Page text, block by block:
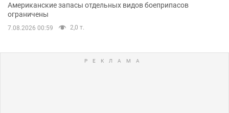
Американские запасы отдельных видов боеприпасов
ограничены
7.08.2026 00:59 2,0 т.